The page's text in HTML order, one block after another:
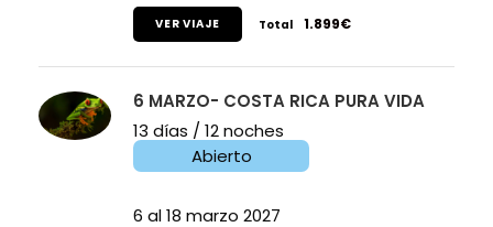
VER VIAJE Total 1.899€
6 MARZO- COSTA RICA PURA VIDA
13 días / 12 noches
Abierto
6 al 18 marzo 2027